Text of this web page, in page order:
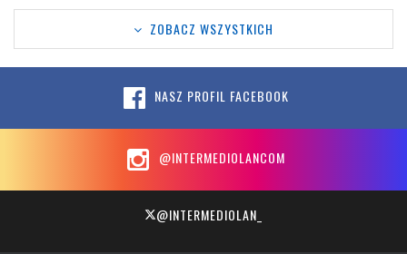
ZOBACZ WSZYSTKICH
NASZ PROFIL FACEBOOK
@INTERMEDIOLANCOM
@INTERMEDIOLAN_